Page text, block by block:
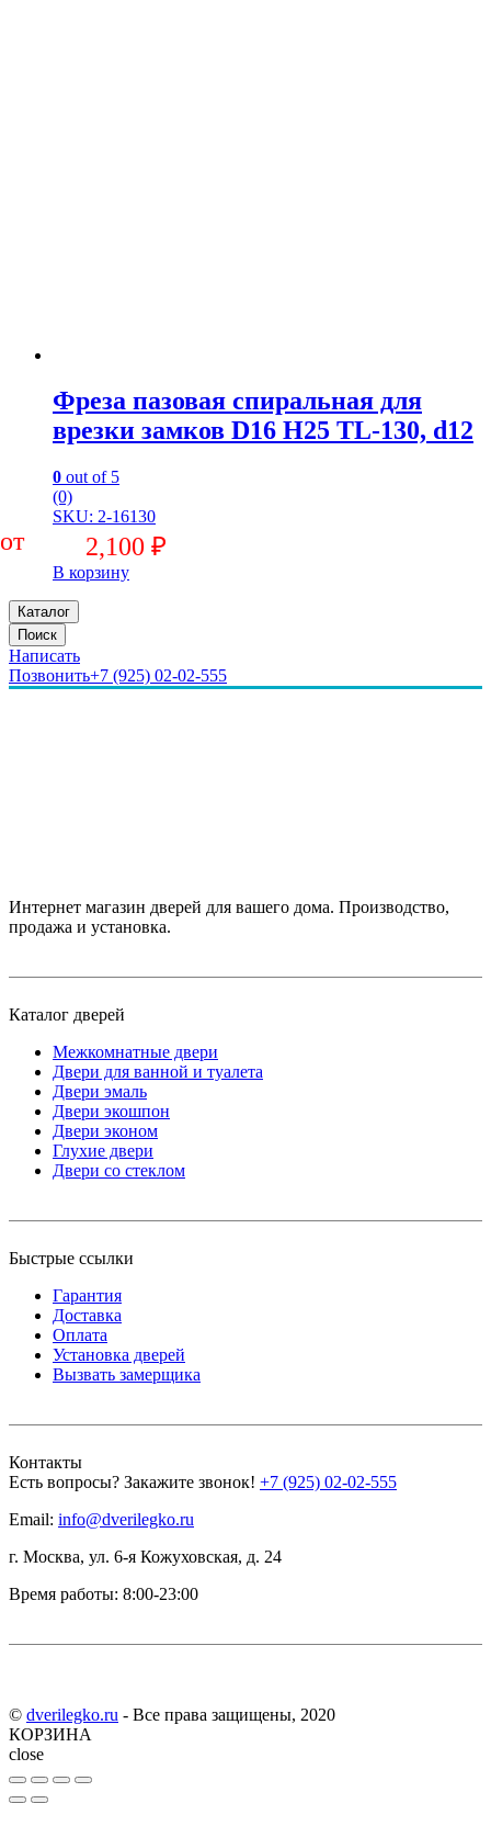
Фреза пазовая спиральная для
врезки замков D16 H25 TL-130, d12
0 out of 5
(0)
SKU: 2-16130
2,100 ₽
В корзину
Каталог
Поиск
Написать
Позвонить+7 (925) 02-02-555
Интернет магазин дверей для вашего дома. Производство,
продажа и установка.
Каталог дверей
Межкомнатные двери
Двери для ванной и туалета
Двери эмаль
Двери экошпон
Двери эконом
Глухие двери
Двери со стеклом
Быстрые ссылки
Гарантия
Доставка
Оплата
Установка дверей
Вызвать замерщика
Контакты
Есть вопросы? Закажите звонок! +7 (925) 02-02-555
Email: info@dverilegko.ru
г. Москва, ул. 6-я Кожуховская, д. 24
Время работы: 8:00-23:00
© dverilegko.ru - Все права защищены, 2020
КОРЗИНА
close